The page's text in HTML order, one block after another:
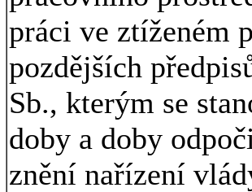
práci ve ztíženém
pozdějších
Sb., kterým se
doby a doby
znění nařízení